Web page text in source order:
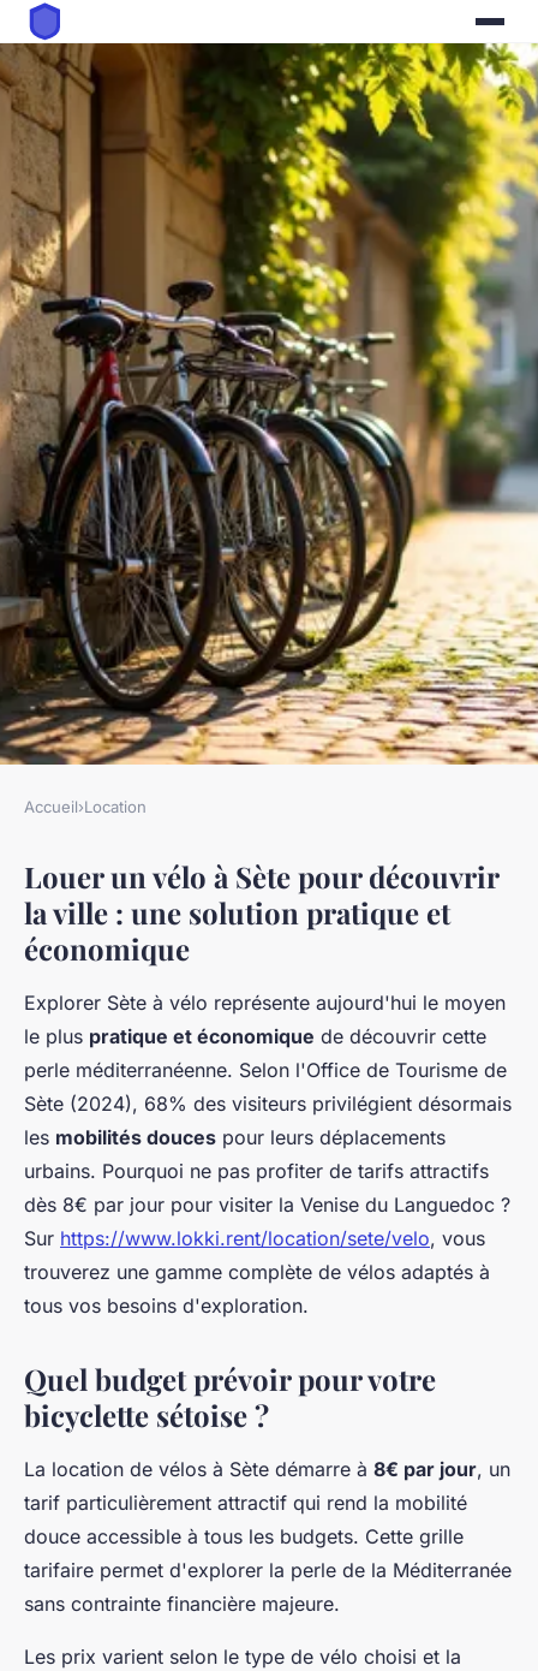
Louez un vélo à Sète : options
variées à partir de 8 €!
Accueil›Location
Louer un vélo à Sète pour découvrir
la ville : une solution pratique et
économique
Explorer Sète à vélo représente aujourd'hui le moyen
le plus pratique et économique de découvrir cette
perle méditerranéenne. Selon l'Office de Tourisme de
Sète (2024), 68% des visiteurs privilégient désormais
les mobilités douces pour leurs déplacements
urbains. Pourquoi ne pas profiter de tarifs attractifs
dès 8€ par jour pour visiter la Venise du Languedoc ?
Sur https://www.lokki.rent/location/sete/velo, vous
trouverez une gamme complète de vélos adaptés à
tous vos besoins d'exploration.
Quel budget prévoir pour votre
bicyclette sétoise ?
La location de vélos à Sète démarre à 8€ par jour, un
tarif particulièrement attractif qui rend la mobilité
douce accessible à tous les budgets. Cette grille
tarifaire permet d'explorer la perle de la Méditerranée
sans contrainte financière majeure.
Les prix varient selon le type de vélo choisi et la